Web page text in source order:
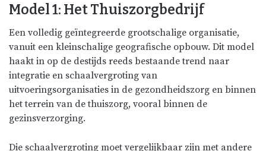
Model 1: Het Thuiszorgbedrijf
Een volledig geïntegreerde grootschalige organisatie,
vanuit een kleinschalige geografische opbouw. Dit model
haakt in op de destijds reeds bestaande trend naar
integratie en schaalvergroting van
uitvoeringsorganisaties in de gezondheidszorg en binnen
het terrein van de thuiszorg, vooral binnen de
gezinsverzorging.
Die schaalvergroting moet vergelijkbaar zijn met andere